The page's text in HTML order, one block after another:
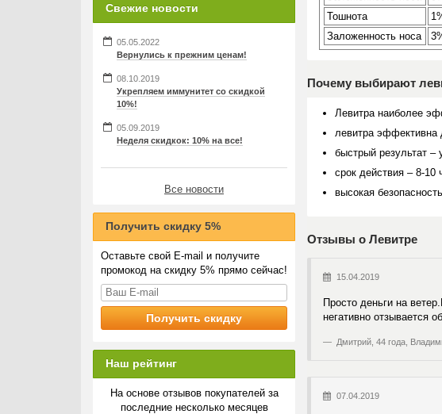
Тошнота
Заложенность носа
Почему выбирают
Левитра наиболее
левитра эффективна
быстрый результат –
срок действия – 8-
высокая
Отзывы о Левитре
15.04.2019
Просто деньги на
негативно отзывается
Дмитрий, 44 года,
07.04.2019
Свежие новости
05.05.2022
Вернулись к прежним ценам!
08.10.2019
Укрепляем иммунитет со скидкой
10%!
05.09.2019
Неделя скидкок: 10% на все!
Все новости
Получить скидку 5%
Оставьте свой E-mail и получите
промокод на скидку 5% прямо сейчас!
Наш рейтинг
На основе отзывов покупателей за
последние несколько месяцев